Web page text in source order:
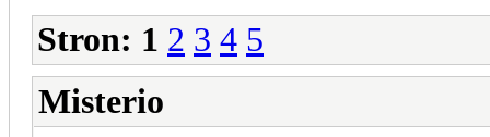
Stron: 1 2 3 4 5
Misterio